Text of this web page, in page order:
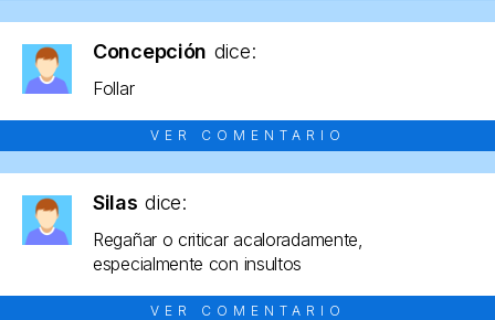
Concepción dice:
Follar
VER COMENTARIO
Silas dice:
Regañar o criticar acaloradamente,
especialmente con insultos
VER COMENTARIO